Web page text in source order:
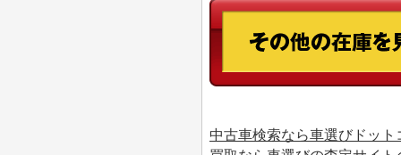
中古車検索なら車選びドット